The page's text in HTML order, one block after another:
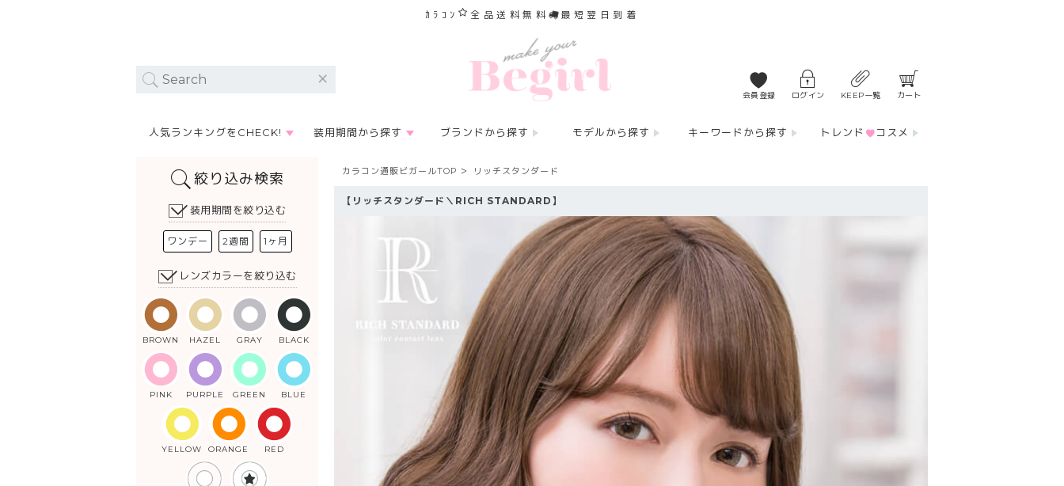
ｶﾗｺﾝ 全品送料無料 最短翌日到着
会員登録 ログイン KEEP一覧 カート
人気ランキングをCHECK! 装用期間から探す ブランドから探す モデルから探す キーワードから探す トレンド コスメ
絞り込み検索
装用期間を絞り込む
ワンデー 2週間 1ヶ月
レンズカラーを絞り込む
BROWN HAZEL GRAY BLACK
PINK PURPLE GREEN BLUE
YELLOW ORANGE RED
カラコン通販ビガールTOP リッチスタンダード
【リッチスタンダード＼RICH STANDARD】